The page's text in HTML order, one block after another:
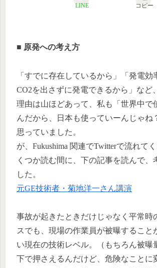
LINE コピー
■ 原発への考え方
「すでに存在しているから」「発電効
CO2を出さずに発電できるから」など
理由は山ほどあって、私も「世界中で
んだから、日本も使っていーんじゃね
思っていました。
が、Fukushima 関連でTwitterで流れて
くつか読む間に、下の記事を読んで、
した。
元GE技術者・菊地洋一さん講演
事故が起きたときだけじゃなく平常時
スでも、現場の作業員が被曝すること
い現在の技術レベル。（もちろん被曝
下で押さえるんだけど、危険なことに